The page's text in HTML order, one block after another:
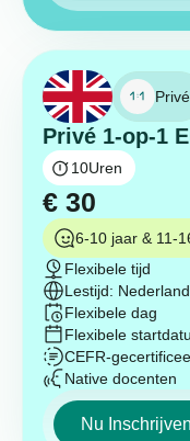
Privé
Privé 1-op-1
10Uren
€ 30
6-10 jaar & 11-
Flexibele tijd
Lestijd:
Flexibele dag
Flexibele
CEFR-
Native docenten
Nu Inschrijven